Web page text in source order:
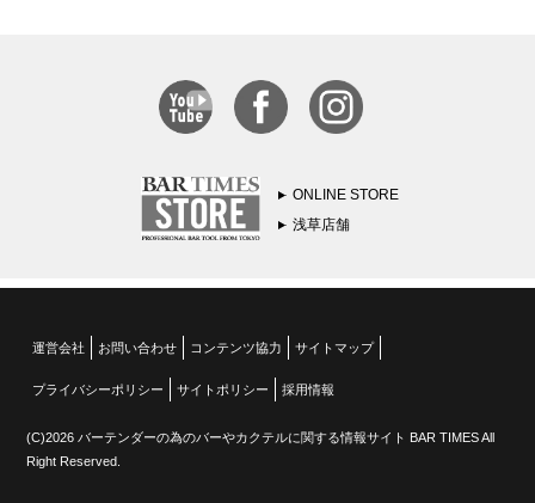
ONLINE STORE
浅草店舗
運営会社 お問い合わせ コンテンツ協力 サイトマップ
プライバシーポリシー サイトポリシー 採用情報
(C)2026 バーテンダーの為のバーやカクテルに関する情報サイト BAR TIMES All
Right Reserved.